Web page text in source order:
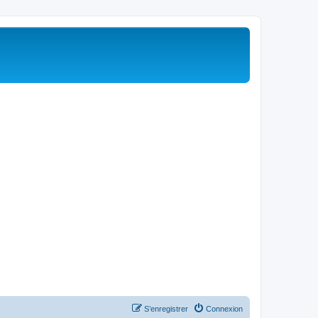
Connexion
S’enregistrer